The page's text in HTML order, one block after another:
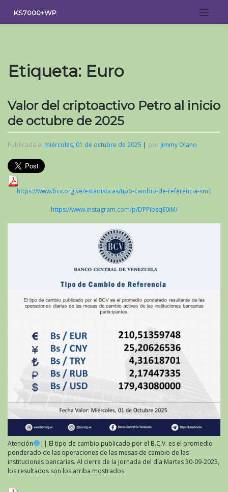
contenido
KS7000+WP
Etiqueta: Euro
Valor del criptoactivo Petro al inicio
de octubre de 2025
Publicada el miércoles, 01 de octubre de 2025 | por Jimmy Olano
https://www.bcv.org.ve/estadisticas/tipo-cambio-de-referencia-smc
https://www.instagram.com/p/DPPibsqE0iM/
Atención
|| El tipo de cambio publicado por el B.C.V. es el promedio
ponderado de las operaciones de las mesas de cambio de las
instituciones bancarias. Al cierre de la jornada del día Martes 30-09-2025,
los resultados son los arriba mostrados.